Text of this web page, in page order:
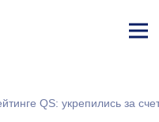
ине
QS: укрепились за